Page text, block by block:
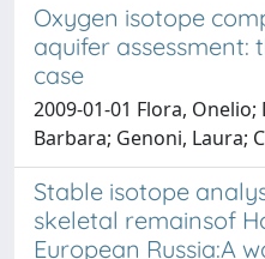
Oxygen isotope
aquifer assessment:
case
2009-01-01 Flora, Onelio;
Barbara; Genoni, Laura;
Stable isotope
skeletal remainsof
European Russia:A